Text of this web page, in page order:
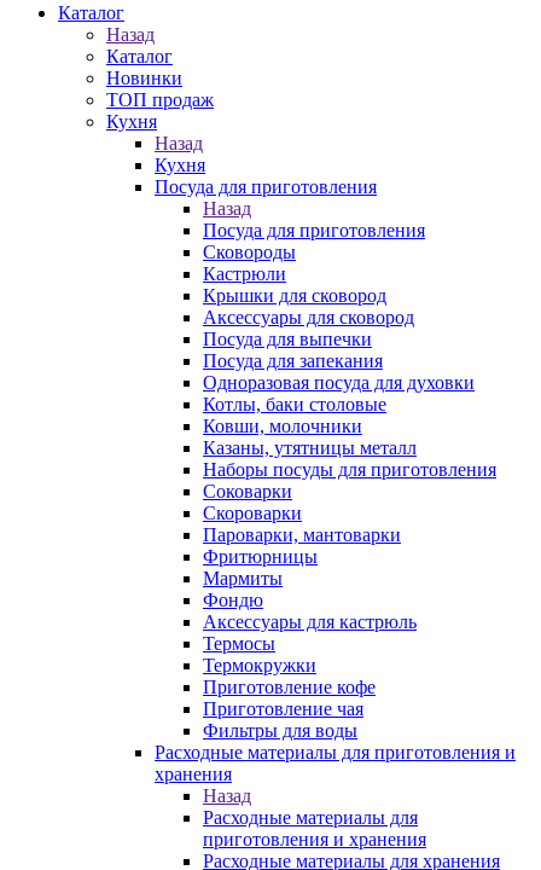
Каталог
Назад
Каталог
Новинки
ТОП продаж
Кухня
Назад
Кухня
Посуда для приготовления
Назад
Посуда для приготовления
Сковороды
Кастрюли
Крышки для сковород
Аксессуары для сковород
Посуда для выпечки
Посуда для запекания
Одноразовая посуда для духовки
Котлы, баки столовые
Ковши, молочники
Казаны, утятницы металл
Наборы посуды для приготовления
Соковарки
Скороварки
Пароварки, мантоварки
Фритюрницы
Мармиты
Фондю
Аксессуары для кастрюль
Термосы
Термокружки
Приготовление кофе
Приготовление чая
Фильтры для воды
Расходные материалы для приготовления и
хранения
Назад
Расходные материалы для
приготовления и хранения
Расходные материалы для хранения